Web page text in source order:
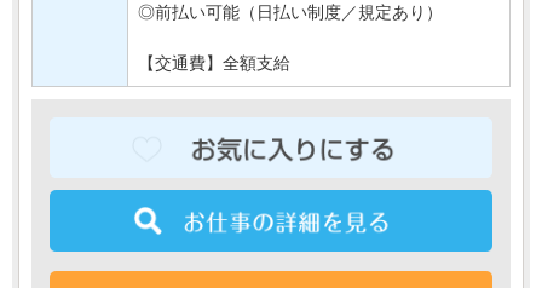
◎前払い可能（日払い制度／規定あり）
【交通費】全額支給